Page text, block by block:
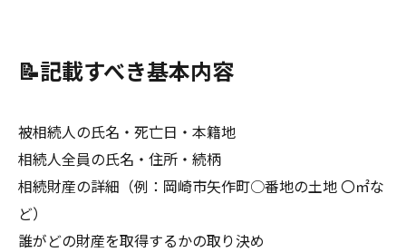
📝記載すべき基本内容
被相続人の氏名・死亡日・本籍地
相続人全員の氏名・住所・続柄
相続財産の詳細（例：岡崎市矢作町○番地の土地 〇㎡な
ど）
誰がどの財産を取得するかの取り決め